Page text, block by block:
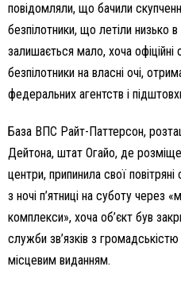
повідомляли, що бачили
безпілотники, що летіли низько в
залишається мало, хоча
безпілотники на власні очі,
федеральних агентств і
База ВПС Райт-Паттерсон,
Дейтона, штат Огайо, де
центри, припинила свої
з ночі п’ятниці на суботу через
комплекси», хоча об’єкт був
служби зв’язків з
місцевим виданням.